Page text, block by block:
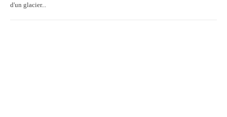
d'un glacier...